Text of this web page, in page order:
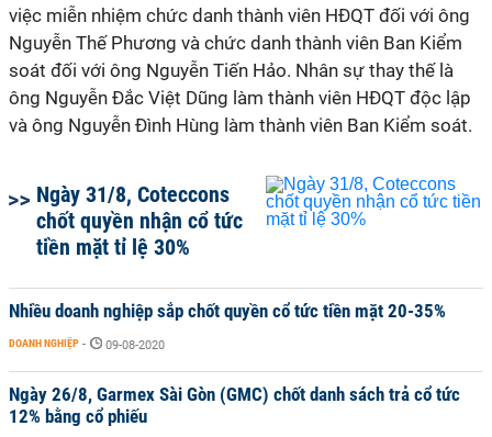
việc miễn nhiệm chức danh thành viên HĐQT đối với ông
Nguyễn Thế Phương và chức danh thành viên Ban Kiểm
soát đối với ông Nguyễn Tiến Hảo. Nhân sự thay thế là
ông Nguyễn Đắc Việt Dũng làm thành viên HĐQT độc lập
và ông Nguyễn Đình Hùng làm thành viên Ban Kiểm soát.
Ngày 31/8, Coteccons
chốt quyền nhận cổ tức
tiền mặt tỉ lệ 30%
Nhiều doanh nghiệp sắp chốt quyền cổ tức tiền mặt 20-35%
DOANH NGHIỆP - 09-08-2020
Ngày 26/8, Garmex Sài Gòn (GMC) chốt danh sách trả cổ tức
12% bằng cổ phiếu